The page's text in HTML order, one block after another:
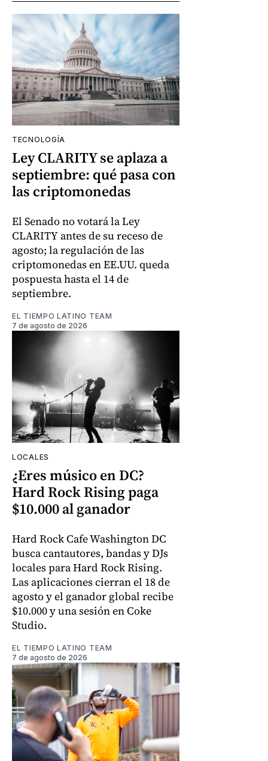
TECNOLOGÍA
Ley CLARITY se aplaza a
septiembre: qué pasa con
las criptomonedas
El Senado no votará la Ley
CLARITY antes de su receso de
agosto; la regulación de las
criptomonedas en EE.UU. queda
pospuesta hasta el 14 de
septiembre.
EL TIEMPO LATINO TEAM
7 de agosto de 2026
LOCALES
¿Eres músico en DC?
Hard Rock Rising paga
$10.000 al ganador
Hard Rock Cafe Washington DC
busca cantautores, bandas y DJs
locales para Hard Rock Rising.
Las aplicaciones cierran el 18 de
agosto y el ganador global recibe
$10.000 y una sesión en Coke
Studio.
EL TIEMPO LATINO TEAM
7 de agosto de 2026